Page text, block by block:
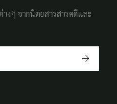
งๆ จากนิตยสารสารคดีและ